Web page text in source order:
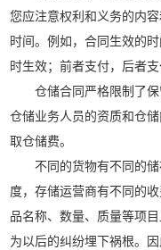
您应注意权利和义务的内
时间。例如，合同生效的
时生效；前者支付，后者
仓储合同严格限制了
仓储业务人员的资质和仓
取仓储费。
不同的货物有不同的
度，存储运营商有不同的
品名称、数量、质量等项
为以后的纠纷埋下祸根。